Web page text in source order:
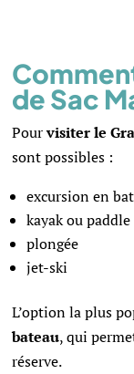
de Sac
Pourvisiter le
sont possibles :
excursion en
kayak ou
plongée
jet-ski
L’option la plus
bateau, qui
réserve.